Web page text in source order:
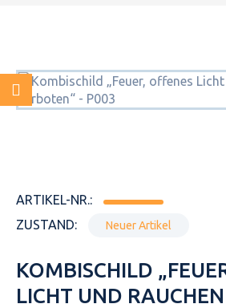
ARTIKEL-NR.:
ZUSTAND:
Neuer Artikel
KOMBISCHILD
LICHT UND RAUCHEN